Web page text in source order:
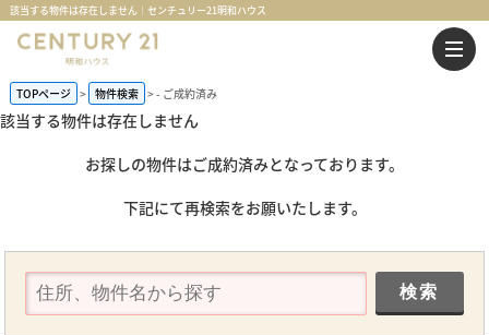
該当する物件は存在しません｜センチュリー21明和ハウス
TOPページ 物件検索 - ご成約済み
該当する物件は存在しません
お探しの物件はご成約済みとなっております。
下記にて再検索をお願いたします。